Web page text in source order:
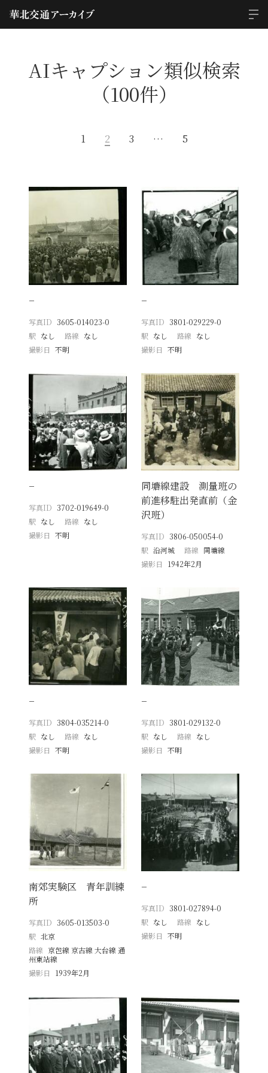
AIキャプション類似検索
（100件）
1 2 3 … 5
−
写真ID 3605-014023-0
駅 なし 路線 なし
撮影日
不明
−
写真ID 3801-029229-0
駅 なし 路線 なし
撮影日 不明
−
写真ID 3702-019649-0
駅 なし 路線 なし
撮影日
不明
同塘線建設 測量班の
前進移駐出発直前（金
沢班）
写真ID 3806-050054-0
駅 沿河城 路線 同塘線
撮影日
1942年2月
−
写真ID 3804-035214-0
駅 なし 路線 なし
撮影日
不明
−
写真ID 3801-029132-0
駅 なし 路線 なし
撮影日 不明
南郊実験区 青年訓練
所
写真ID 3605-013503-0
駅 北京
路線 京包線 京古線 大台線 通
州東站線
撮影日
1939年2月
−
写真ID 3801-027894-0
駅 なし 路線 なし
撮影日 不明